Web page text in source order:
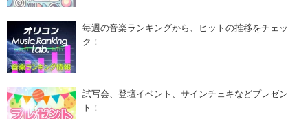
毎週の音楽ランキングから、ヒットの推移をチェッ
ク！
試写会、登壇イベント、サインチェキなどプレゼン
ト！